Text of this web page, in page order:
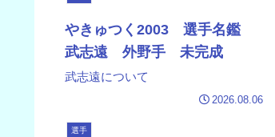
やきゅつく2003 選手名鑑
武志遠 外野手 未完成
武志遠について
2026.08.06
選手